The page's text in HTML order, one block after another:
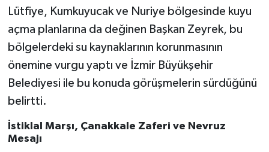
Lütfiye, Kumkuyucak ve Nuriye bölgesinde kuyu
açma planlarına da değinen Başkan Zeyrek, bu
bölgelerdeki su kaynaklarının korunmasının
önemine vurgu yaptı ve İzmir Büyükşehir
Belediyesi ile bu konuda görüşmelerin sürdüğünü
belirtti.
İstiklal Marşı, Çanakkale Zaferi ve Nevruz
Mesajı